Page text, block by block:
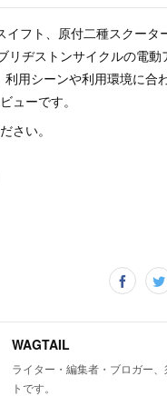
イフト、原付二種スクータ
リヂストンサイクルの電動
利用シーンや利用環境に合
ューです。
さい。
WAGTAIL
ライター・編集者・ブロガー
トです。